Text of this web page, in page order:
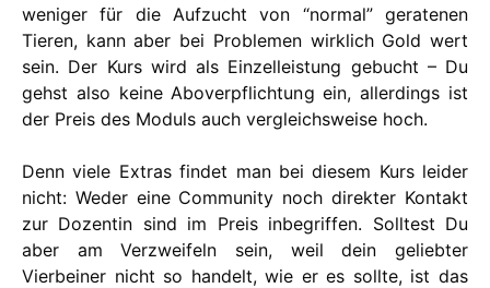
weniger für die Aufzucht von “normal” geratenen
Tieren, kann aber bei Problemen wirklich Gold wert
sein. Der Kurs wird als Einzelleistung gebucht – Du
gehst also keine Aboverpflichtung ein, allerdings ist
der Preis des Moduls auch vergleichsweise hoch.
Denn viele Extras findet man bei diesem Kurs leider
nicht: Weder eine Community noch direkter Kontakt
zur Dozentin sind im Preis inbegriffen. Solltest Du
aber am Verzweifeln sein, weil dein geliebter
Vierbeiner nicht so handelt, wie er es sollte, ist das